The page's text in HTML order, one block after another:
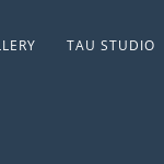
TAU STUDIO